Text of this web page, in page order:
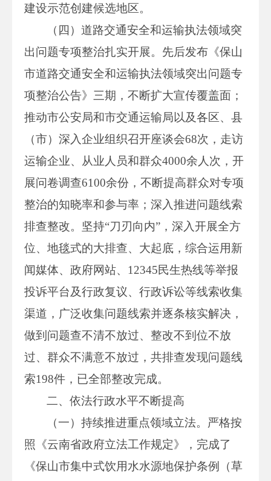
建设示范创建候选地区。
（四）道路交通安全和运输执法领域突
出问题专项整治扎实开展。先后发布《保山
市道路交通安全和运输执法领域突出问题专
项整治公告》三期，不断扩大宣传覆盖面；
推动市公安局和市交通运输局以及各区、县
（市）深入企业组织召开座谈会68次，走访
运输企业、从业人员和群众4000余人次，开
展问卷调查6100余份，不断提高群众对专项
整治的知晓率和参与率；深入推进问题线索
排查整改。坚持“刀刃向内”，深入开展全方
位、地毯式的大排查、大起底，综合运用新
闻媒体、政府网站、12345民生热线等举报
投诉平台及行政复议、行政诉讼等线索收集
渠道，广泛收集问题线索并逐条核实解决，
做到问题查不清不放过、整改不到位不放
过、群众不满意不放过，共排查发现问题线
索198件，已全部整改完成。
二、依法行政水平不断提高
（一）持续推进重点领域立法。严格按
照《云南省政府立法工作规定》，完成了
《保山市集中式饮用水水源地保护条例（草